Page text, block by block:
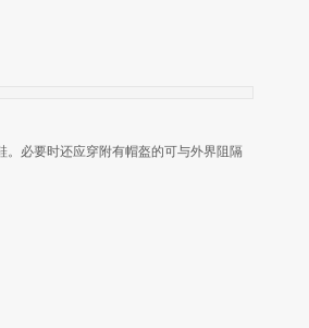
必要时还应穿附有帽盔的可与外界阻隔